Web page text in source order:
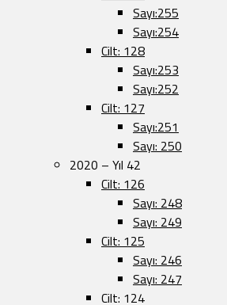
Sayı:255
Sayı:254
Cilt: 128
Sayı:253
Sayı:252
Cilt: 127
Sayı:251
Sayı: 250
2020 – Yıl 42
Cilt: 126
Sayı: 248
Sayı: 249
Cilt: 125
Sayı: 246
Sayı: 247
Cilt: 124